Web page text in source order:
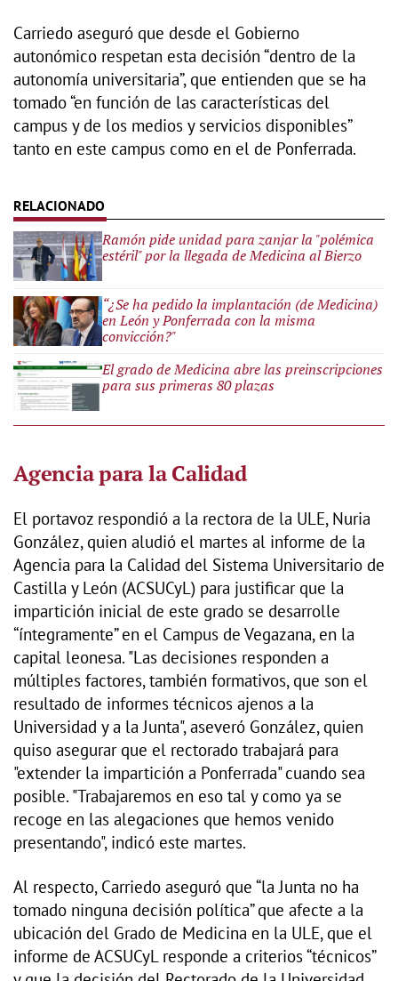
Carriedo aseguró que desde el Gobierno
autonómico respetan esta decisión “dentro de la
autonomía universitaria”, que entienden que se ha
tomado “en función de las características del
campus y de los medios y servicios disponibles”
tanto en este campus como en el de Ponferrada.
Ramón pide unidad para zanjar la "polémica
estéril" por la llegada de Medicina al Bierzo
“¿Se ha pedido la implantación (de Medicina)
en León y Ponferrada con la misma
convicción?"
El grado de Medicina abre las preinscripciones
para sus primeras 80 plazas
Agencia para la Calidad
El portavoz respondió a la rectora de la ULE, Nuria
González, quien aludió el martes al informe de la
Agencia para la Calidad del Sistema Universitario de
Castilla y León (ACSUCyL) para justificar que la
impartición inicial de este grado se desarrolle
“íntegramente” en el Campus de Vegazana, en la
capital leonesa. "Las decisiones responden a
múltiples factores, también formativos, que son el
resultado de informes técnicos ajenos a la
Universidad y a la Junta", aseveró González, quien
quiso asegurar que el rectorado trabajará para
"extender la impartición a Ponferrada" cuando sea
posible. "Trabajaremos en eso tal y como ya se
recoge en las alegaciones que hemos venido
presentando", indicó este martes.
Al respecto, Carriedo aseguró que “la Junta no ha
tomado ninguna decisión política” que afecte a la
ubicación del Grado de Medicina en la ULE, que el
informe de ACSUCyL responde a criterios “técnicos”